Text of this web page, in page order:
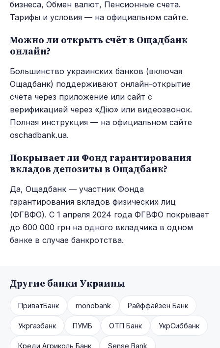
бизнеса, Обмен валют, Пенсионные счета.
Тарифы и условия — на официальном сайте.
Можно ли открыть счёт в Ощадбанк
онлайн?
Большинство украинских банков (включая
Ощадбанк) поддерживают онлайн-открытие
счёта через приложение или сайт с
верификацией через «Дію» или видеозвонок.
Полная инструкция — на официальном сайте
oschadbank.ua.
Покрывает ли Фонд гарантирования
вкладов депозиты в Ощадбанк?
Да, Ощадбанк — участник Фонда
гарантирования вкладов физических лиц
(ФГВФО). С 1 апреля 2024 года ФГВФО покрывает
до 600 000 грн на одного вкладчика в одном
банке в случае банкротства.
Другие банки Украины
ПриватБанк monobank Райффайзен Банк
Укргазбанк ПУМБ ОТП Банк УкрСиббанк
Креди Агриколь Банк Sense Bank